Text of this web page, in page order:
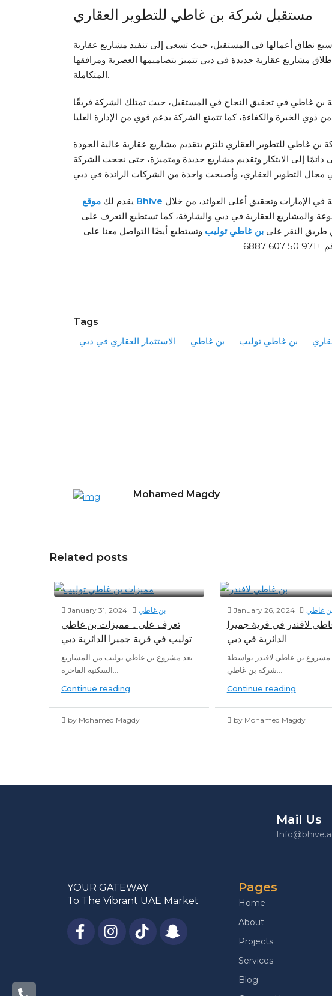
مستقبل شركة بن غاطي للتطوير العقاري
نطاق أعمالها في المستقبل، حيث تسعى إلى تنفيذ مشاريع عقارية
مشاريع عقارية جديدة في دبي تتميز بتصاميمها العصرية ومرافقها
المتكاملة.
بن غاطي في تحقيق النجاح في المستقبل، حيث تمتلك الشركة فريقًا
بن غاطي للتطوير العقاري تلتزم بتقديم مشاريع عقارية عالية الجودة
دائمًا إلى الابتكار وتقديم مشاريع جديدة ومتميزة، حتى نجحت الشركة
يقدم لك موقع Bhive
والمشاريع العقارية في دبي والشارقة، كما تستطيع التعرف على
طريق النقر على بن غاطي توليب وتستطيع أيضًا التواصل معنا على
Tags
الاستثمار العقاري في دبي
بن غاطي بن غاطي توليب
Mohamed Magdy
Related posts
January 31, 2024 بن غاطي
تعرف على .. مميزات بن غاطي
توليب في قرية جميرا الدائرية دبي
يعد مشروع بن غاطي توليب من المشاريع
Continue reading
by Mohamed Magdy
January 26, 2024 غاطي
لافندر في قرية جميرا
الدائرية في دبي
مشروع بن غاطي لافندر بواسطة
Continue reading
by Mohamed Magdy
Mail Us
YOUR GATEWAY
To The Vibrant UAE Market
Pages
Home
About
Projects
Services
Blog